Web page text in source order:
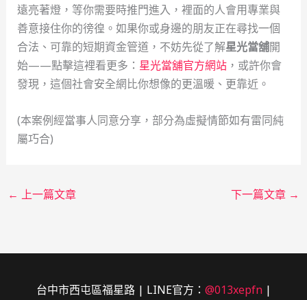
遠亮著燈，等你需要時推門進入，裡面的人會用專業與
善意接住你的徬徨。如果你或身邊的朋友正在尋找一個
合法、可靠的短期資金管道，不妨先從了解星光當舖開
始——點擊這裡看更多： 星光當舖官方網站，或許你會
發現，這個社會安全網比你想像的更溫暖、更靠近。
(本案例經當事人同意分享，部分為虛擬情節如有雷同純
屬巧合)
← 上一篇文章 下一篇文章 →
台中市西屯區福星路 | LINE官方： @013xepfn|